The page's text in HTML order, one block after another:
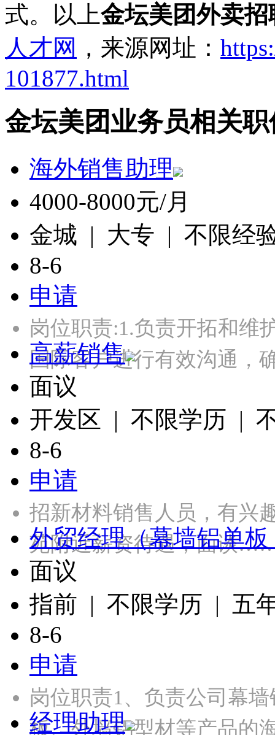
式。以上金坛美团外卖
人才网 ，来源网址：
101877.html
金坛美团业务员相关职
海外销售助理
4000-8000元/月
金城 | 大专 | 不限经
8-6
申请
岗位职责:1.负责开拓和维
国际客户进行有效沟通
高薪销售
面议
开发区 | 不限学历 |
8-6
申请
招新材料销售人员，有兴
苑附近薪资待遇，面谈
外贸经理（幕墙铝单
面议
指前 | 不限学历 | 五
8-6
申请
岗位职责1、负责公司幕
板、外墙铝型材等产品
经理助理